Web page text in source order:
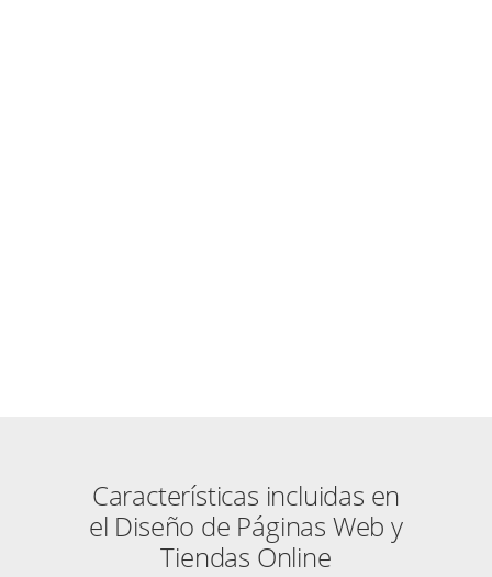
Características incluidas en
el Diseño de Páginas Web y
Tiendas Online